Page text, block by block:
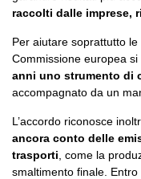
raccolti dalle imprese,
Per aiutare soprattutto
Commissione europea
anni uno strumento di
accompagnato da un
L’accordo riconosce
ancora conto delle
trasporti , come la
smaltimento finale.